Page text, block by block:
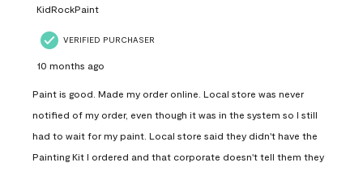
KidRockPaint
VERIFIED PURCHASER
10 months ago
Paint is good. Made my order online. Local store was never
notified of my order, even though it was in the system so I still
had to wait for my paint. Local store said they didn't have the
Painting Kit I ordered and that corporate doesn't tell them they